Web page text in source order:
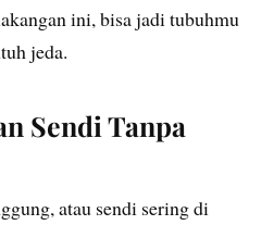
ini, bisa jadi tubuhmu
jeda.
Sendi Tanpa
atau sendi sering di